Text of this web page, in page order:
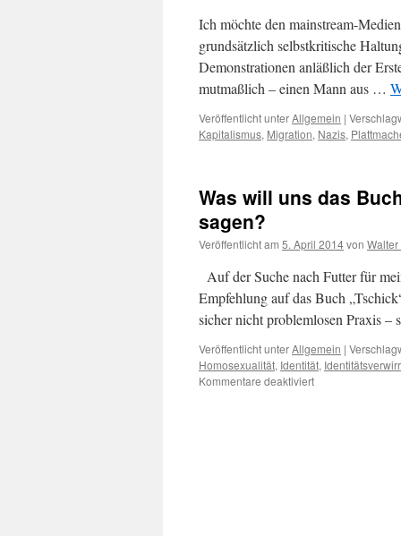
Ich möchte den mainstream-
grundsätzlich selbstkritische
Demonstrationen anläßlich der
mutmaßlich – einen Mann aus …
Veröffentlicht unterAllgemein |
Kapitalismus, Migration, Nazis,
Was will uns das
sagen?
Veröffentlicht am 5. April 2014von Walter
Auf der Suche nach Futter für
Empfehlung auf das Buch
sicher nicht problemlosen Praxis
Veröffentlicht unterAllgemein |
Homosexualität, Identität,
Kommentare deaktiviertfür